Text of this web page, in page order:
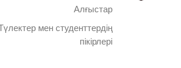
Алғыстар
мен студенттердің
пікірлеріTelegram